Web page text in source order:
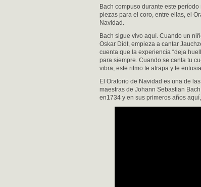
Bach compuso durante este período
piezas para el coro, entre ellas, el
Navidad.
Bach sigue vivo aquí. Cuando un
Oskar Didt, empieza a cantar
cuenta que la experiencia “deja
para siempre. Cuando se canta tu
vibra, este ritmo te atrapa y te
El Oratorio de Navidad es una de
maestras de Johann Sebastian
en1734 y en sus primeros años